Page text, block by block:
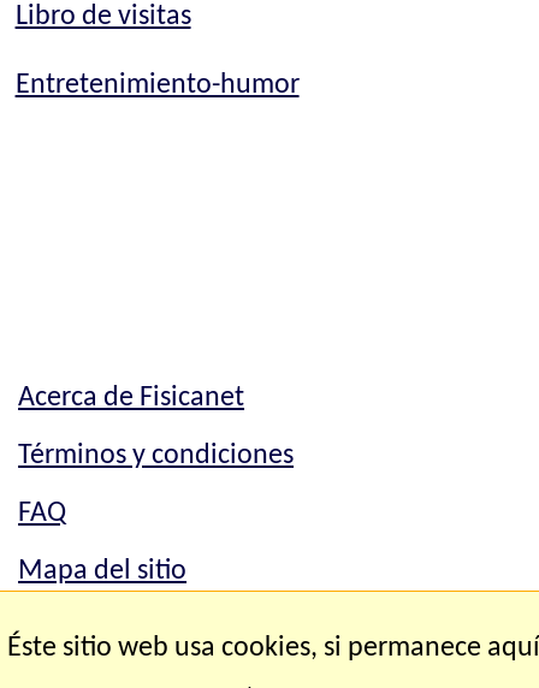
Libro de visitas
Entretenimiento-humor
Acerca de Fisicanet
Términos y condiciones
FAQ
Mapa del sitio
Mapa del sitio
Éste sitio web usa cookies, si permanece aquí